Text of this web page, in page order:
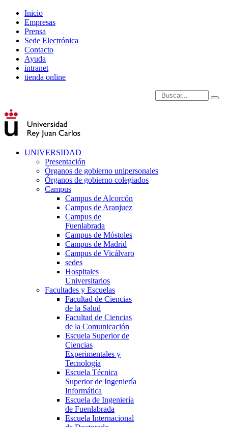
Inicio
Empresas
Prensa
Sede Electrónica
Contacto
Ayuda
intranet
tienda online
Introduce términos de
UNIVERSIDAD
Presentación
Órganos de gobierno unipersonales
Órganos de gobierno colegiados
Campus
Campus de Alcorcón
Campus de Aranjuez
Campus de
Fuenlabrada
Campus de Móstoles
Campus de Madrid
Campus de Vicálvaro
sedes
Hospitales
Universitarios
Facultades y Escuelas
Facultad de Ciencias
de la Salud
Facultad de Ciencias
de la Comunicación
Escuela Superior de
Ciencias
Experimentales y
Tecnología
Escuela Técnica
Superior de Ingeniería
Informática
Escuela de Ingeniería
de Fuenlabrada
Escuela Internacional